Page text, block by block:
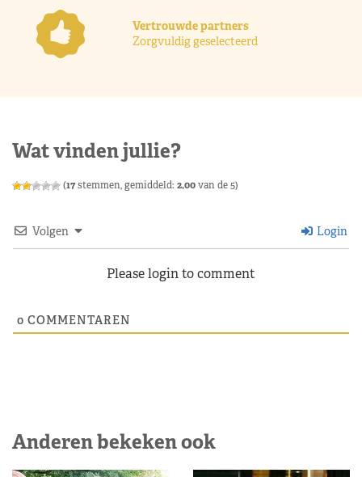
Vertrouwde partners
Zorgvuldig geselecteerd
Wat vinden jullie?
(17stemmen, gemiddeld: 2,00van de 5)
Volgen Login
Please login to comment
0 COMMENTAREN
Anderen bekeken ook